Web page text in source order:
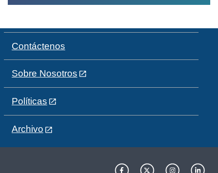
Contáctenos
Sobre Nosotros
Políticas
Archivo